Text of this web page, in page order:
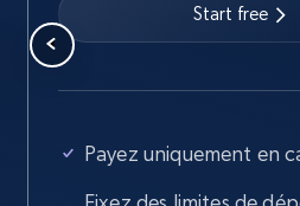
Start free
Payez uniquement en